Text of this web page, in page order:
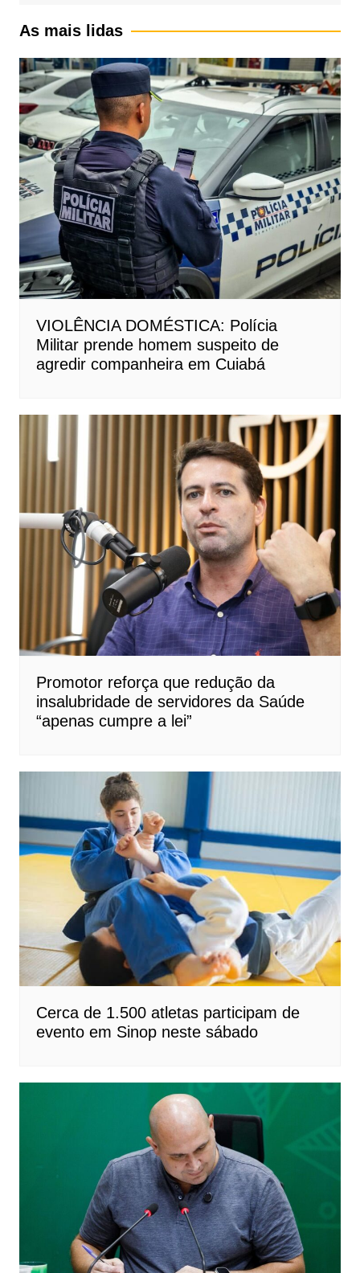
As mais lidas
VIOLÊNCIA DOMÉSTICA: Polícia
Militar prende homem suspeito de
agredir companheira em Cuiabá
Promotor reforça que redução da
insalubridade de servidores da Saúde
“apenas cumpre a lei”
Cerca de 1.500 atletas participam de
evento em Sinop neste sábado